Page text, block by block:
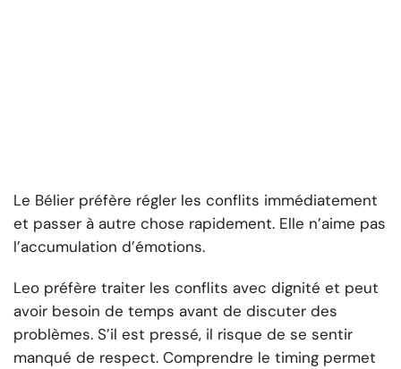
Le Bélier préfère régler les conflits immédiatement
et passer à autre chose rapidement. Elle n’aime pas
l’accumulation d’émotions.
Leo préfère traiter les conflits avec dignité et peut
avoir besoin de temps avant de discuter des
problèmes. S’il est pressé, il risque de se sentir
manqué de respect. Comprendre le timing permet